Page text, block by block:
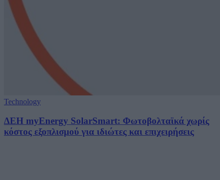
Technology
ΔΕΗ myEnergy SolarSmart: Φωτοβολταϊκά χωρίς
κόστος εξοπλισμού για ιδιώτες και επιχειρήσεις